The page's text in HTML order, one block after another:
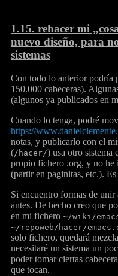
1.15. rehacer mi
nuevo diseño, para
sistemas
Con todo lo anterior podría
150.000 cabeceras).
(algunos ya publicados en
Cuando lo tenga, podré
https://
notas, y publicarlo con el
(/hacer/) usa otro sistema
propio fichero .org, y no he
(partir en paginitas, etc.).
Si encuentro formas de unir
antes. De hecho creo que
en mi fichero ~/wiki/
~/repoweb/hacer/
solo fichero, quedará
necesitaré un sistema un
poder tomar ciertas
que tocan.